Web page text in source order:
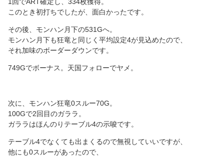
このとき初打ちでしたが、面白かったです。
その後、モンハン月下の531Gへ。
モンハン月下も狂竜と同じく平均設定4が見込めたので、
それ加味のボーダーダウンです。
749Gでボーナス。天国フォローでヤメ。
次に、モンハン狂竜0スルー70G。
100Gで2回目のガララ。
ガララはほんのりテーブル4の示唆です。
テーブル4でなくても出まくるので無視していいですが、
他にも0スルーがあったので、